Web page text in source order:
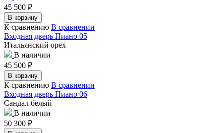
45 500 ₽
В корзину
К сравнению В сравнении
Входная дверь Пиано 05
Итальянский орех
В наличии
45 500 ₽
В корзину
К сравнению В сравнении
Входная дверь Пиано 06
Сандал белый
В наличии
50 300 ₽